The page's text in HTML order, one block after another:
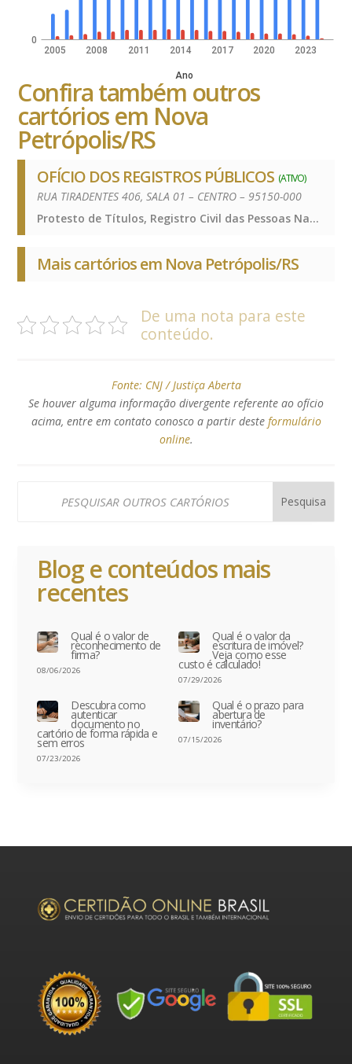
2005 2008 2011 2014 2017 2020 2023
Ano
0
Confira também outros
cartórios em Nova
Petrópolis/RS
OFÍCIO DOS REGISTROS PÚBLICOS (ATIVO)
RUA TIRADENTES 406, SALA 01 – CENTRO – 95150-000
Protesto de Títulos, Registro Civil das Pessoas Naturais e de Interdições e Tutelas, Registro de Imóveis, Registro de Títulos e Documentos e Civis das Pessoas Jurídicas, Protesto de Títulos, Registro Civil das Pessoas Naturais e de Interdições e Tutelas, Registro de Imóveis, Registro de Títulos e Documentos e Civis das Pessoas Jurídicas, Protesto de Títulos, Registro Civil das Pessoas Naturais e de Interdições e Tutelas, Registro de Imóveis, Registro de Títulos e Documentos e Civis das Pessoas Jurídicas
Mais cartórios em Nova Petrópolis/RS
De uma nota para este
conteúdo.
Fonte: CNJ / Justiça Aberta
Se houver alguma informação divergente referente ao ofício
acima, entre em contato conosco a partir deste formulário
online.
Blog e conteúdos mais
recentes
Qual é o valor de
reconhecimento de
firma?
08/06/2026
Qual é o valor da
escritura de imóvel?
Veja como esse
custo é calculado!
07/29/2026
Descubra como
autenticar
documento no
cartório de forma rápida e
sem erros
07/23/2026
Qual é o prazo para
abertura de
inventário?
07/15/2026